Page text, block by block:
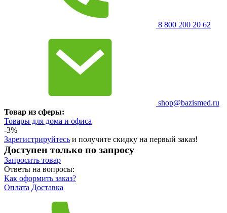
8 800 200 20 62
shop@bazismed.ru
Товар из сферы:
Товары для дома и офиса
-3%
Зарегистрируйтесь и получите скидку на первый заказ!
Доступен только по запросу
Запросить товар
Ответы на вопросы:
Как оформить заказ?
Оплата Доставка